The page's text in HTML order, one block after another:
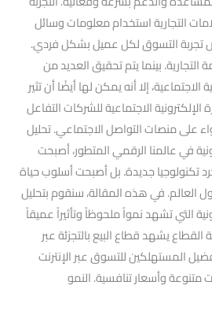
التجارية استخدام معلومات وسائل
تجربة التسوق لكل عميل بشكل فردي.
التجارية. بينما يتم تحقيق العديد من
الاجتماعية، إلا أنه يمكن لها أيضًا أن تثير
الإلكترونية الاجتماعية للشركات التفاعل
على منصات التواصل الاجتماعي. تحليل
في عالمنا الرقمي المتطور، أصبحت
تكنولوجيا جديدة. بل أصبحت أسلوب حياة
العالم. في هذه المقالة، سنقوم بتحليل
التي تشهد نمواً ملحوظاً وتأثيراً عميقاً
يشهد قطاع البيع بالتجزئة عبر
المستهلكين للتسوق عبر الإنترنت
وأسعار تنافسية. النمو